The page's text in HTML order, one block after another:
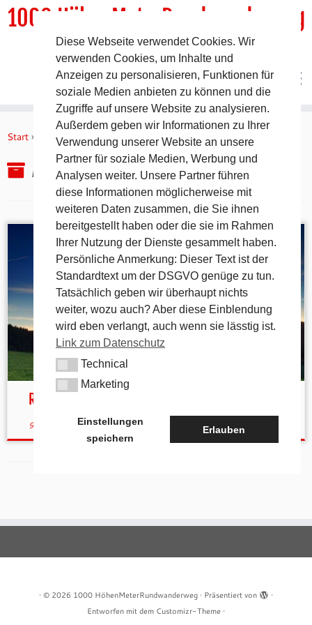
Inhalt
1000 HöhenMeterRundwanderweg
DER Rundwanderweg um Pommelsbrunn
Start » 2017 » Juni » 9.
Archiv für den Tag:9. Juni 2017
Runners High
9. Juni 2017inAktuellesvon
· © 2026 1000 HöhenMeterRundwanderweg · Präsentiert von
·
Entworfen mit dem Customizr-Theme ·
Diese Webseite verwendet Cookies. Wir
verwenden Cookies, um Inhalte und
Anzeigen zu personalisieren, Funktionen für
soziale Medien anbieten zu können und die
Zugriffe auf unsere Website zu analysieren.
Außerdem geben wir Informationen zu Ihrer
Verwendung unserer Website an unsere
Partner für soziale Medien, Werbung und
Analysen weiter. Unsere Partner führen
diese Informationen möglicherweise mit
weiteren Daten zusammen, die Sie ihnen
bereitgestellt haben oder die sie im Rahmen
Ihrer Nutzung der Dienste gesammelt haben.
Persönliche Anmerkung: Dieser Text ist der
Standardtext um der DSGVO genüge zu tun.
Tatsächlich geben wir überhaupt nichts
weiter, wozu auch? Aber diese Einblendung
wird eben verlangt, auch wenn sie lässtig ist.
Link zum Datenschutz
TechnicalTechnical
MarketingMarketing
Einstellungen
speichern
Erlauben